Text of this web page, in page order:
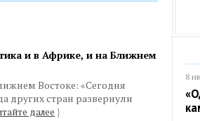
и в Африке, и на Ближнем
Востоке: «Сегодня
стран развернули
далее }
8